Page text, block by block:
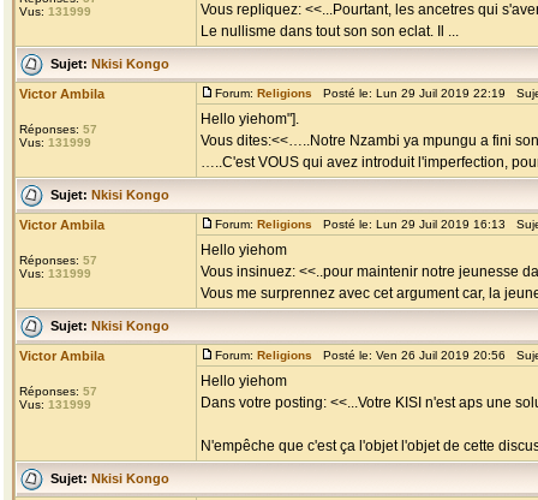
Vus: 131999
Vous repliquez: <<...Pourtant, les ancetres qui
Le nullisme dans tout son son eclat. Il ...
Sujet: Nkisi Kongo
Victor Ambila
Réponses: 57
Vus: 131999
Forum: Religions Posté le: Lun 29 Juil 2019 22:19
Hello yiehom"].
Vous dites:<<…..Notre Nzambi ya mpungu a fini
…..C'est VOUS qui avez introduit l'imperfection,
Sujet: Nkisi Kongo
Victor Ambila
Réponses: 57
Vus: 131999
Forum: Religions Posté le: Lun 29 Juil 2019 16:13
Hello yiehom
Vous insinuez: <<..pour maintenir notre jeunesse
Vous me surprennez avec cet argument car, la
Sujet: Nkisi Kongo
Victor Ambila
Réponses: 57
Vus: 131999
Forum: Religions Posté le: Ven 26 Juil 2019 20:56
Hello yiehom
Dans votre posting: <<...Votre KISI n'est aps une
N'empêche que c'est ça l'objet l'objet de cette
Sujet: Nkisi Kongo